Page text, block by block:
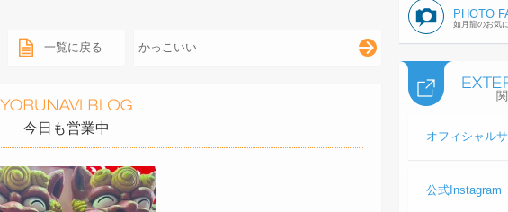
一覧に戻る かっこいい
今日も営業中
PHOTO
如月龍のお気
オフィシャル
公式Instagram